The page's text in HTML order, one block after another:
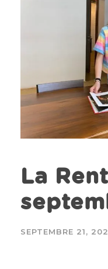
La
SEPTEMBRE 21,